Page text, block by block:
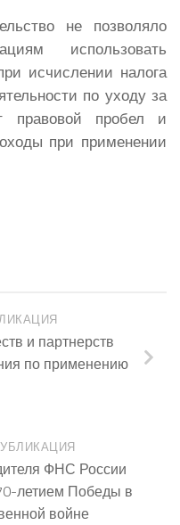
не позволяло
использовать
исчислении налога
по уходу за
правовой пробел и
при применении
и партнерств
по применению
ФНС России
летием Победы в
войне